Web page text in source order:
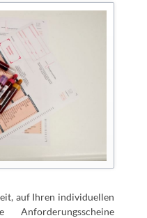
auf Ihren individuellen
Anforderungsscheine